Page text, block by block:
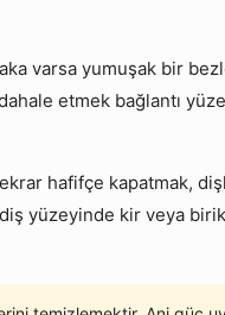
varsa yumuşak bir
etmek bağlantı
hafifçe kapatmak,
yüzeyinde kir veya